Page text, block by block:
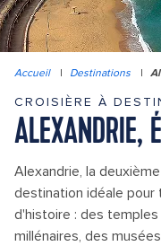
Accueil | Destinations |
CROISIÈRE À
ALEXANDRIE,
Alexandrie, la
destination idéale pour
d'histoire : des
millénaires, des